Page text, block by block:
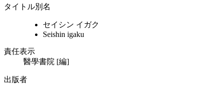
タイトル別名
セイシン イガク
Seishin igaku
責任表示
醫學書院 [編]
出版者